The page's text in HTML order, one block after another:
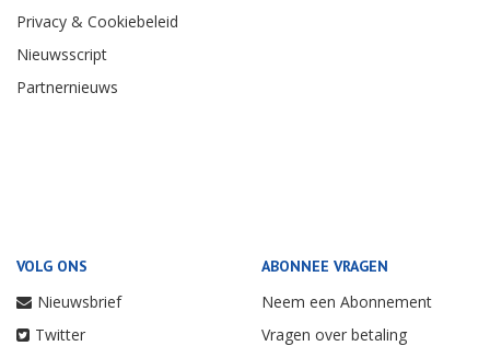
Privacy & Cookiebeleid
Nieuwsscript
Partnernieuws
VOLG ONS
Nieuwsbrief
Twitter
ABONNEE VRAGEN
Neem een Abonnement
Vragen over betaling